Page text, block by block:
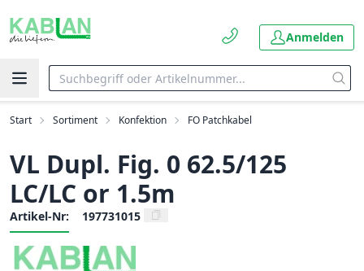
Anmelden
Start Sortiment Konfektion FO Patchkabel
VL Dupl. Fig. 0 62.5/125
LC/LC or 1.5m
Artikel-Nr: 197731015